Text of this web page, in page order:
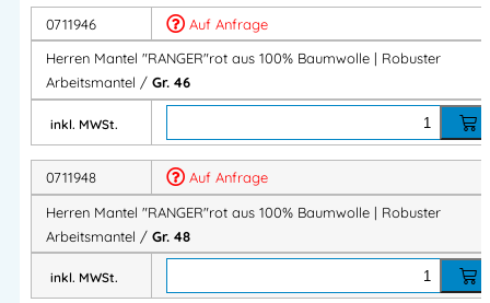
Strapazierfähiges Baumwollgewebe
Verstärkte Taschen
Robuste Dreifachnähte für lange Haltbarkeit
Entwickelt für anspruchsvolle Arbeitsbedingungen.
Praktische Taschenlösungen
Zwei aufgesetzte, verstärkte Seitentaschen
Eine aufgesetzte Brusttasche
Eine praktische Innentasche
0711946
Auf Anfrage
Herren Mantel "RANGER"rot aus 100% Baumwolle | Robuster
Arbeitsmantel / Gr. 46
inkl. MWSt.
0711948
Auf Anfrage
Herren Mantel "RANGER"rot aus 100% Baumwolle | Robuster
Arbeitsmantel / Gr. 48
inkl. MWSt.